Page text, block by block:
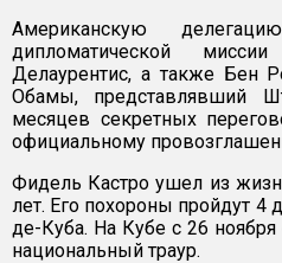
Американскую
дипломатической
Делаурентис, а также Бен
Обамы, представлявший
месяцев секретных
официальному
Фидель Кастро ушел из
лет. Его похороны пройдут 4
де-Куба. На Кубе с 26
национальный траур.